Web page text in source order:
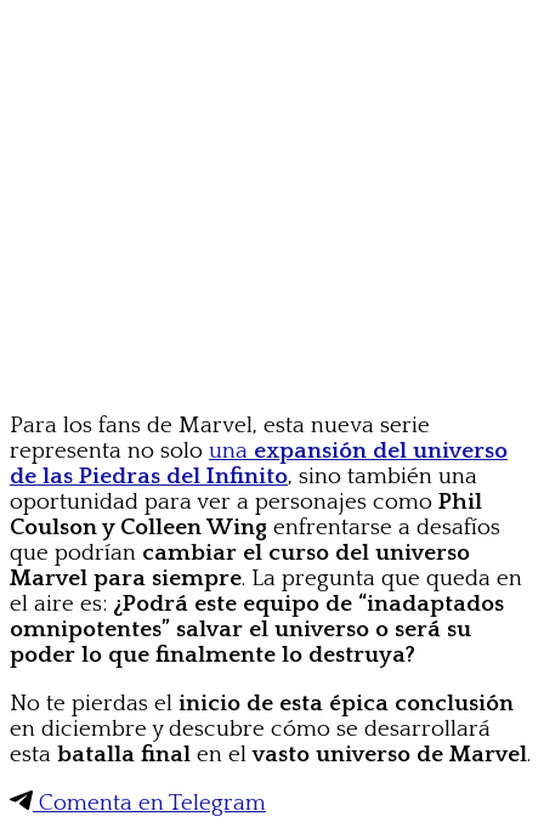
Para los fans de Marvel, esta nueva serie
representa no solo una expansión del universo
de las Piedras del Infinito, sino también una
oportunidad para ver a personajes como Phil
Coulson y Colleen Wing enfrentarse a desafíos
que podrían cambiar el curso del universo
Marvel para siempre. La pregunta que queda en
el aire es: ¿Podrá este equipo de “inadaptados
omnipotentes” salvar el universo o será su
poder lo que finalmente lo destruya?
No te pierdas el inicio de esta épica conclusión
en diciembre y descubre cómo se desarrollará
esta batalla final en elvasto universo de Marvel.
Comenta en Telegram